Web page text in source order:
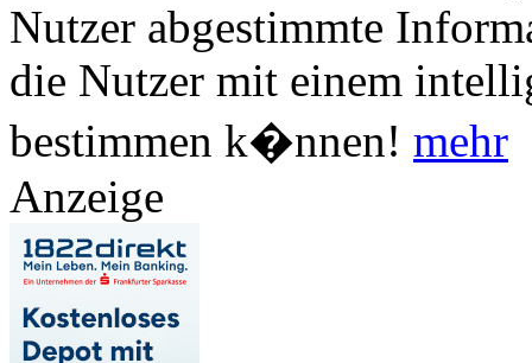
Nutzer abgestimmte
die Nutzer mit einem
bestimmen k�nnen! mehr
Anzeige